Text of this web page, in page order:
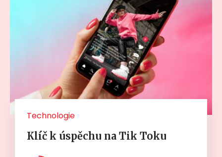
Technologie
Klíč k úspěchu na Tik Toku